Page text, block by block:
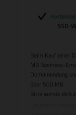
SSD-
Beim Kauf einer
MB Business-
Domainendung
über 500 MB.
Bitte wende dich